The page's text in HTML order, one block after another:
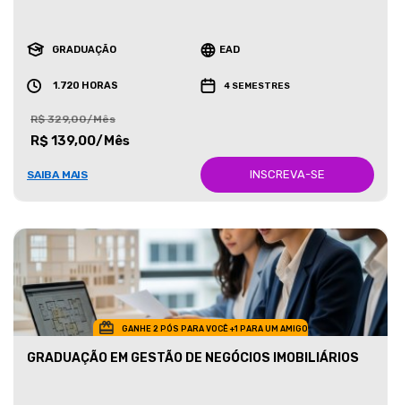
GRADUAÇÃO EAD
1.720 HORAS 4 SEMESTRES
R$ 329,00/Mês
R$ 139,00/Mês
SAIBA MAIS INSCREVA-SE
GANHE 2 PÓS PARA VOCÊ +1 PARA UM AMIGO
GRADUAÇÃO EM GESTÃO DE NEGÓCIOS IMOBILIÁRIOS